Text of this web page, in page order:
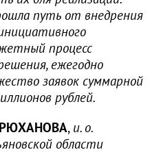
путь от внедрения
процесс
ежегодно
заявок суммарной
рублей.
, и. о.
области